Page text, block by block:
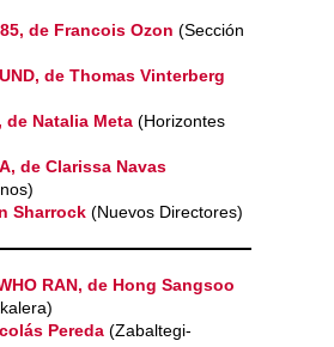
de Francois Ozon (Sección
de Thomas Vinterberg
de Natalia Meta (Horizontes
de Clarissa Navas
Sharrock (Nuevos Directores)
RAN, de Hong Sangsoo
Pereda (Zabaltegi-